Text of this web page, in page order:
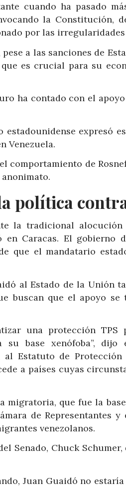
cuando ha pasado
la Constitución,
por las irregularidades
a las sanciones de
es crucial para su
ha contado con el
expresó
Venezuela.
comportamiento de
política
la tradicional
en Caracas. El gobierno
que el mandatario
al Estado de la Unión
buscan que el apoyo
una protección TPS
base xenófoba”, dijo
al Estatuto de
a países cuyas
que fue la
de Representantes
venezolanos.
Senado, Chuck
Juan Guaidó no